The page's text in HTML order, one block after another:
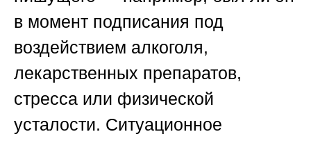
в момент подписания под
воздействием алкоголя,
лекарственных препаратов,
стресса или физической
усталости. Ситуационное